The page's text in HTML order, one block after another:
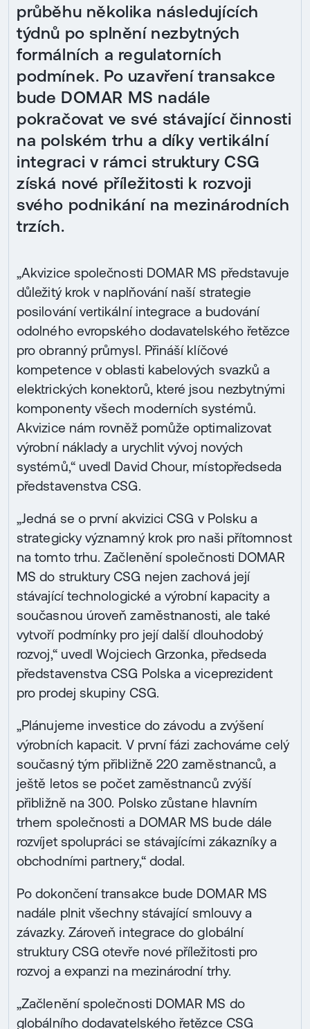
průběhu několika následujících
týdnů po splnění nezbytných
formálních a regulatorních
podmínek. Po uzavření transakce
bude DOMAR MS nadále
pokračovat ve své stávající činnosti
na polském trhu a díky vertikální
integraci v rámci struktury CSG
získá nové příležitosti k rozvoji
svého podnikání na mezinárodních
trzích.
„Akvizice společnosti DOMAR MS představuje
důležitý krok v naplňování naší strategie
posilování vertikální integrace a budování
odolného evropského dodavatelského řetězce
pro obranný průmysl. Přináší klíčové
kompetence v oblasti kabelových svazků a
elektrických konektorů, které jsou nezbytnými
komponenty všech moderních systémů.
Akvizice nám rovněž pomůže optimalizovat
výrobní náklady a urychlit vývoj nových
systémů,“ uvedl David Chour, místopředseda
představenstva CSG.
„Jedná se o první akvizici CSG v Polsku a
strategicky významný krok pro naši přítomnost
na tomto trhu. Začlenění společnosti DOMAR
MS do struktury CSG nejen zachová její
stávající technologické a výrobní kapacity a
současnou úroveň zaměstnanosti, ale také
vytvoří podmínky pro její další dlouhodobý
rozvoj,“ uvedl Wojciech Grzonka, předseda
představenstva CSG Polska a viceprezident
pro prodej skupiny CSG.
„Plánujeme investice do závodu a zvýšení
výrobních kapacit. V první fázi zachováme celý
současný tým přibližně 220 zaměstnanců, a
ještě letos se počet zaměstnanců zvýší
přibližně na 300. Polsko zůstane hlavním
trhem společnosti a DOMAR MS bude dále
rozvíjet spolupráci se stávajícími zákazníky a
obchodními partnery,“ dodal.
Po dokončení transakce bude DOMAR MS
nadále plnit všechny stávající smlouvy a
závazky. Zároveň integrace do globální
struktury CSG otevře nové příležitosti pro
rozvoj a expanzi na mezinárodní trhy.
„Začlenění společnosti DOMAR MS do
globálního dodavatelského řetězce CSG